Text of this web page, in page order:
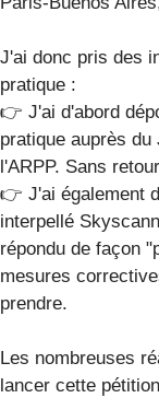
J'ai donc pris des
pratique :
👉 J'ai d'abord
pratique auprès
l'ARPP. Sans
👉 J'ai également
interpellé
répondu de façon
mesures
prendre.
Les nombreuses
lancer cette